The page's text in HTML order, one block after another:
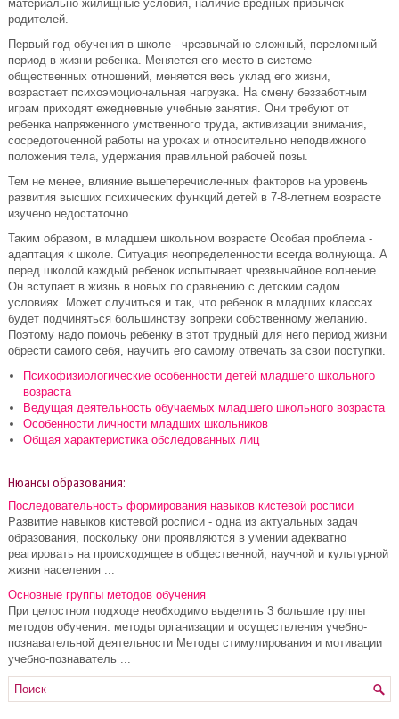
материально-жилищные условия, наличие вредных привычек
родителей.
Первый год обучения в школе - чрезвычайно сложный, переломный
период в жизни ребенка. Меняется его место в системе
общественных отношений, меняется весь уклад его жизни,
возрастает психоэмоциональная нагрузка. На смену беззаботным
играм приходят ежедневные учебные занятия. Они требуют от
ребенка напряженного умственного труда, активизации внимания,
сосредоточенной работы на уроках и относительно неподвижного
положения тела, удержания правильной рабочей позы.
Тем не менее, влияние вышеперечисленных факторов на уровень
развития высших психических функций детей в 7-8-летнем возрасте
изучено недостаточно.
Таким образом, в младшем школьном возрасте Особая проблема -
адаптация к школе. Ситуация неопределенности всегда волнующа. А
перед школой каждый ребенок испытывает чрезвычайное волнение.
Он вступает в жизнь в новых по сравнению с детским садом
условиях. Может случиться и так, что ребенок в младших классах
будет подчиняться большинству вопреки собственному желанию.
Поэтому надо помочь ребенку в этот трудный для него период жизни
обрести самого себя, научить его самому отвечать за свои поступки.
Психофизиологические особенности детей младшего школьного
возраста
Ведущая деятельность обучаемых младшего школьного возраста
Особенности личности младших школьников
Общая характеристика обследованных лиц
Нюансы образования:
Последовательность формирования навыков кистевой росписи
Развитие навыков кистевой росписи - одна из актуальных задач
образования, поскольку они проявляются в умении адекватно
реагировать на происходящее в общественной, научной и культурной
жизни населения ...
Основные группы методов обучения
При целостном подходе необходимо выделить 3 большие группы
методов обучения: методы организации и осуществления учебно-
познавательной деятельности Методы стимулирования и мотивации
учебно-познаватель ...